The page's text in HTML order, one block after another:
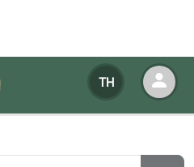
TH
งหน่วยงาน